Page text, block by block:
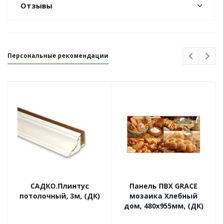
Отзывы
Персональные рекомендации
САДКО.Плинтус
потолочный, 3м, (ДК)
Панель ПВХ GRACE
мозаика Хлебный
дом, 480х955мм, (ДК)